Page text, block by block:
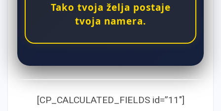
Tako tvoja želja postaje
tvoja namera.
[CP_CALCULATED_FIELDS id=”11″]